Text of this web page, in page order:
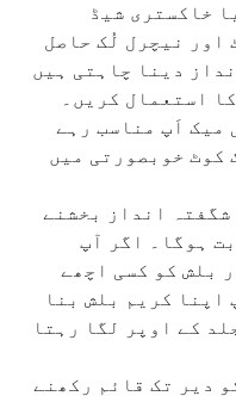
خاکستری شیڈ
اور نیچرل لُک حاصل
دینا چاہتی ہیں
استعمال کریں۔
میک اَپ مناسب رہے
کوٹ خوبصورتی میں
انداز بخشنے
ہوگا۔ اگر آپ
بلش کو کسی اچھے
اپنا کریم بلش بنا
کے اوپر لگا رہتا
دیر تک قائم رکھنے